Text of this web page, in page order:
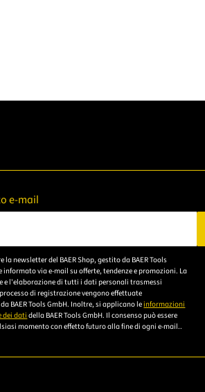
e-mail
Sie eine gültige E-Mail-Adresse ein.
la newsletter del BAER Shop, gestito da BAER Tools
informato via e-mail su offerte, tendenze e promozioni. La
e l'elaborazione di tutti i dati personali trasmessi
di registrazione vengono effettuate
BAER Tools GmbH. Inoltre, si applicano le informazioni
dei dati della BAER Tools GmbH. Il consenso può essere
momento con effetto futuro alla fine di ogni e-mail..